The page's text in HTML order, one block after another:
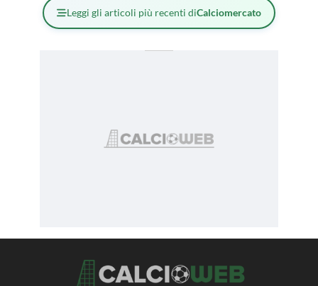
Leggi gli articoli più recenti diCalciomercato